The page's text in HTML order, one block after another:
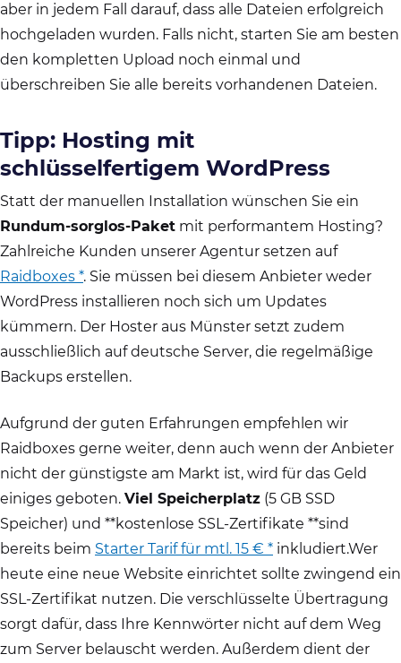
aber in jedem Fall darauf, dass alle Dateien erfolgreich
hochgeladen wurden. Falls nicht, starten Sie am besten
den kompletten Upload noch einmal und
überschreiben Sie alle bereits vorhandenen Dateien.
Tipp: Hosting mit
schlüsselfertigem WordPress
Statt der manuellen Installation wünschen Sie ein
Rundum-sorglos-Paket mit performantem Hosting?
Zahlreiche Kunden unserer Agentur setzen auf
Raidboxes *. Sie müssen bei diesem Anbieter weder
WordPress installieren noch sich um Updates
kümmern. Der Hoster aus Münster setzt zudem
ausschließlich auf deutsche Server, die regelmäßige
Backups erstellen.
Aufgrund der guten Erfahrungen empfehlen wir
Raidboxes gerne weiter, denn auch wenn der Anbieter
nicht der günstigste am Markt ist, wird für das Geld
einiges geboten. Viel Speicherplatz (5 GB SSD
Speicher) und **kostenlose SSL-Zertifikate **sind
bereits beim Starter Tarif für mtl. 15 € * inkludiert.Wer
heute eine neue Website einrichtet sollte zwingend ein
SSL-Zertifikat nutzen. Die verschlüsselte Übertragung
sorgt dafür, dass Ihre Kennwörter nicht auf dem Weg
zum Server belauscht werden. Außerdem dient der